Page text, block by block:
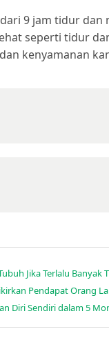
9 jam tidur
seperti tidur
kenyamanan
Jika Terlalu Banyak
Diri Sendiri dalam 5